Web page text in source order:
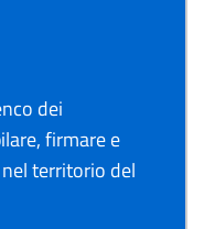
dei
firmare e
territorio del